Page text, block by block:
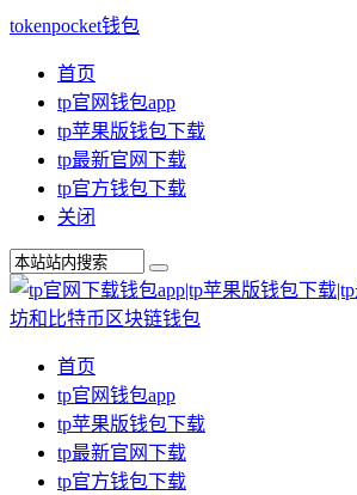
tokenpocket钱包
首页
tp官网钱包app
tp苹果版钱包下载
tp最新官网下载
tp官方钱包下载
关闭
首页
tp官网钱包app
tp苹果版钱包下载
tp最新官网下载
tp官方钱包下载